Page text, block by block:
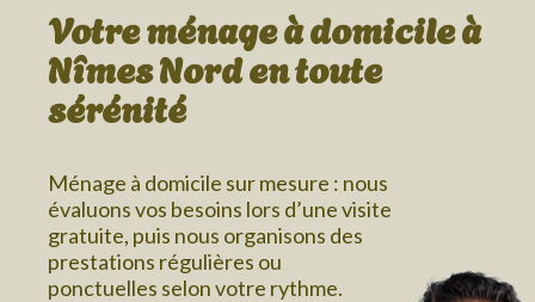
Votre ménage à domicileà
Nîmes Norden toute
sérénité
Ménage à domicile sur mesure : nous
évaluons vos besoins lors d’une visite
gratuite, puis nous organisons des
prestations régulières ou
ponctuelles selon votre rythme.